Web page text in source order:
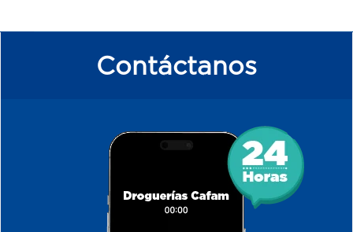
Contáctanos